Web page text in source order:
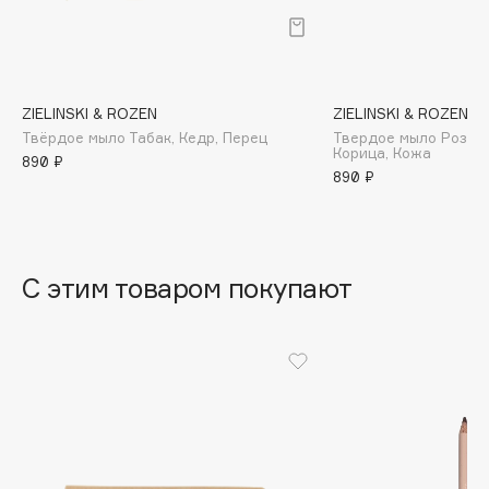
Balmain Hair Couture
Banderas
Beauty Pati
ZIELINSKI & ROZEN
Твёрдое мыло Табак, Кедр, Перец
890 ₽
ZIELINSKI & ROZEN
Твердое мыло
Корица, Кожа
890 ₽
С этим товаром покупают